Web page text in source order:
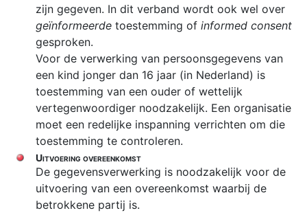
zijn gegeven. In dit verband wordt ook wel over
geïnformeerde toestemming of informed consent
gesproken.
Voor de verwerking van persoonsgegevens van
een kind jonger dan 16 jaar (in Nederland) is
toestemming van een ouder of wettelijk
vertegenwoordiger noodzakelijk. Een organisatie
moet een redelijke inspanning verrichten om die
toestemming te controleren.
Uitvoering overeenkomst
De gegevensverwerking is noodzakelijk voor de
uitvoering van een overeenkomst waarbij de
betrokkene partij is.